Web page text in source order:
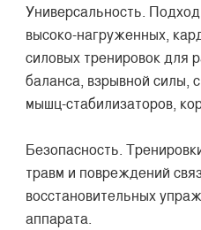
Универсальность.
высоко-нагруженных,
силовых тренировок для
баланса, взрывной силы,
мышц-стабилизаторов,
Безопасность.
травм и повреждений
восстановительных
аппарата.